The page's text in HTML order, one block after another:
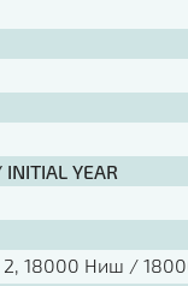
YEAR
18000 Ниш /